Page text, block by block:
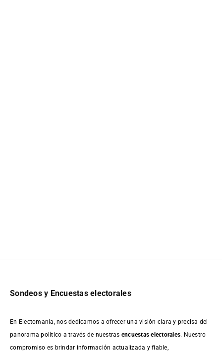
Sondeos y Encuestas electorales
En Electomanía, nos dedicamos a ofrecer una visión clara y precisa del
panorama político a través de nuestras encuestas electorales. Nuestro
compromiso es brindar información actualizada y fiable,